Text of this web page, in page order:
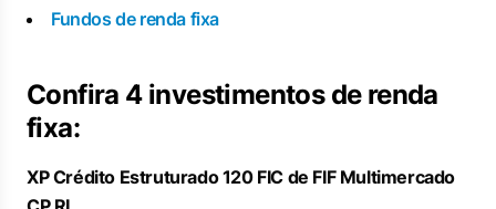
Fundos de renda fixa
Confira 4 investimentos de renda
fixa:
XP Crédito Estruturado 120 FIC de FIF Multimercado